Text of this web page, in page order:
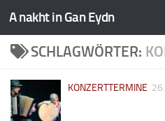
A nakht in Gan Eydn
SCHLAGWÖRTER:
KONZERTTERMINE